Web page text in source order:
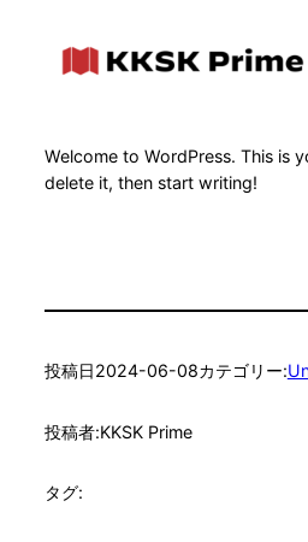
Welcome to WordPress. This is
delete it, then start writing!
投稿日2024-06-08カテゴリー:
投稿者:KKSK Prime
タグ: